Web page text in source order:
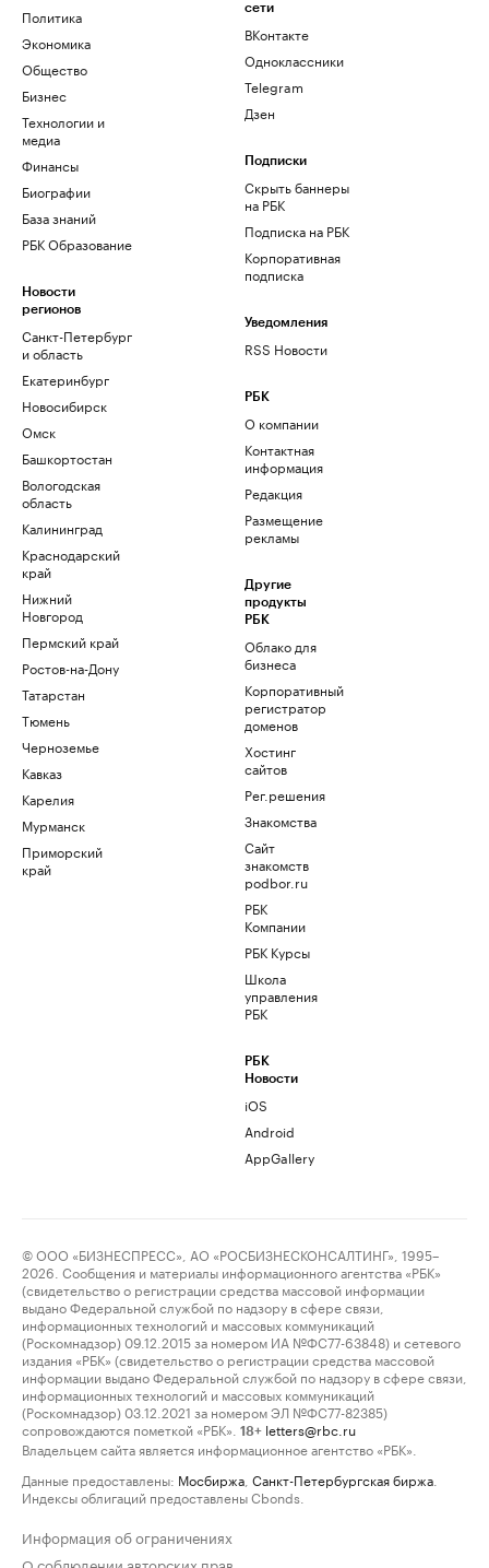
Политика
Экономика
Общество
Бизнес
Технологии и
медиа
Финансы
Биографии
База знаний
РБК Образование
Новости
регионов
Санкт-Петербург
и область
Екатеринбург
Новосибирск
Омск
Башкортостан
Вологодская
область
Калининград
Краснодарский
край
Нижний
Новгород
Пермский край
Ростов-на-Дону
Татарстан
Тюмень
Черноземье
Кавказ
Карелия
Мурманск
Приморский
край
сети
ВКонтакте
Одноклассники
Telegram
Дзен
Подписки
Скрыть баннеры
на РБК
Подписка на РБК
Корпоративная
подписка
Уведомления
RSS Новости
РБК
О компании
Контактная
информация
Редакция
Размещение
рекламы
Другие
продукты
РБК
Облако для
бизнеса
Корпоративный
регистратор
доменов
Хостинг
сайтов
Рег.решения
Знакомства
Сайт
знакомств
podbor.ru
РБК
Компании
РБК Курсы
Школа
управления
РБК
РБК
Новости
iOS
Android
AppGallery
© ООО «БИЗНЕСПРЕСС», АО «РОСБИЗНЕСКОНСАЛТИНГ», 1995–
2026. Сообщения и материалы информационного агентства «РБК»
(свидетельство о регистрации средства массовой информации
выдано Федеральной службой по надзору в сфере связи,
информационных технологий и массовых коммуникаций
(Роскомнадзор) 09.12.2015 за номером ИА №ФС77-63848) и сетевого
издания «РБК» (свидетельство о регистрации средства массовой
информации выдано Федеральной службой по надзору в сфере связи,
информационных технологий и массовых коммуникаций
(Роскомнадзор) 03.12.2021 за номером ЭЛ №ФС77-82385)
сопровождаются пометкой «РБК».
18+ letters@rbc.ru
Владельцем сайта является информационное агентство «РБК».
Данные предоставлены: Мосбиржа Санкт-Петербургская биржа
Индексы облигаций предоставлены Cbonds.
Информация об ограничениях
О соблюдении авторских прав